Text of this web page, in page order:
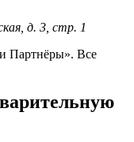
д. 3, стр. 1
Партнёры». Все